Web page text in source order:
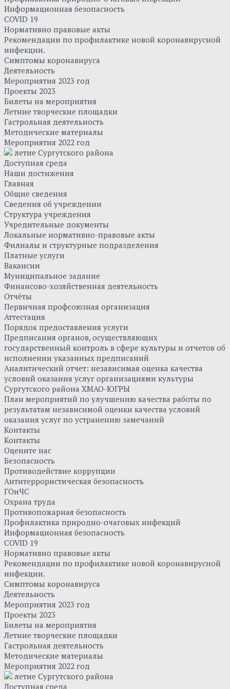
Информационная безопасность
COVID 19
Нормативно правовые акты
Рекомендации по профилактике новой коронавирусной
инфекции.
Симптомы коронавируса
Деятельность
Мероприятия 2023 год
Проекты 2023
Билеты на мероприятия
Летние творческие площадки
Гастрольная деятельность
Методические материалы
Мероприятия 2022 год
летие Сургутского района
Доступная среда
Наши достижения
Главная
Общие сведения
Сведения об учреждении
Структура учреждения
Учредительные документы
Локальные нормативно-правовые акты
Филиалы и структурные подразделения
Платные услуги
Вакансии
Муниципальное задание
Финансово-хозяйственная деятельность
Отчёты
Первичная профсоюзная организация
Аттестация
Порядок предоставления услуги
Предписания органов, осуществляющих
государственный контроль в сфере культуры и отчетов об
исполнении указанных предписаний
Аналитический отчет: независимая оценка качества
условий оказания услуг организациями культуры
Сургутского района ХМАО-ЮГРЫ
План мероприятий по улучшению качества работы по
результатам независимой оценки качества условий
оказания услуг по устранению замечаний
Контакты
Контакты
Оцените нас
Безопасность
Противодействие коррупции
Антитеррористическая безопасность
ГОиЧС
Охрана труда
Противопожарная безопасность
Профилактика природно-очаговых инфекций
Информационная безопасность
COVID 19
Нормативно правовые акты
Рекомендации по профилактике новой коронавирусной
инфекции.
Симптомы коронавируса
Деятельность
Мероприятия 2023 год
Проекты 2023
Билеты на мероприятия
Летние творческие площадки
Гастрольная деятельность
Методические материалы
Мероприятия 2022 год
летие Сургутского района
Доступная среда